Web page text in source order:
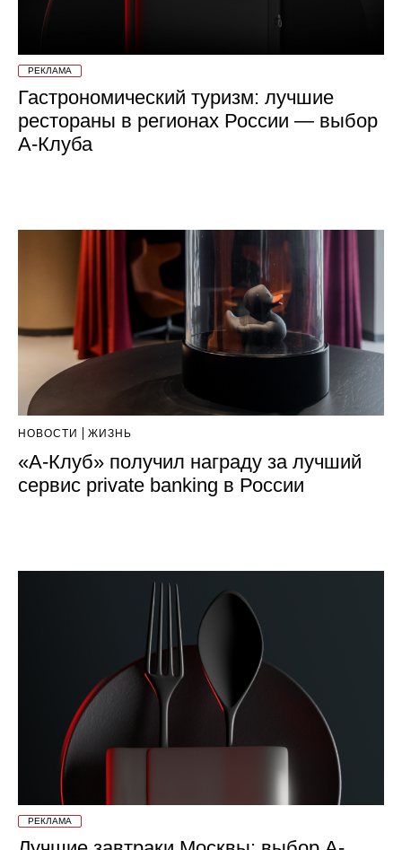
РЕКЛАМА
Гастрономический туризм: лучшие
рестораны в регионах России — выбор
А-Клуба
НОВОСТИ ЖИЗНЬ
«А-Клуб» получил награду за лучший
сервис private banking в России
РЕКЛАМА